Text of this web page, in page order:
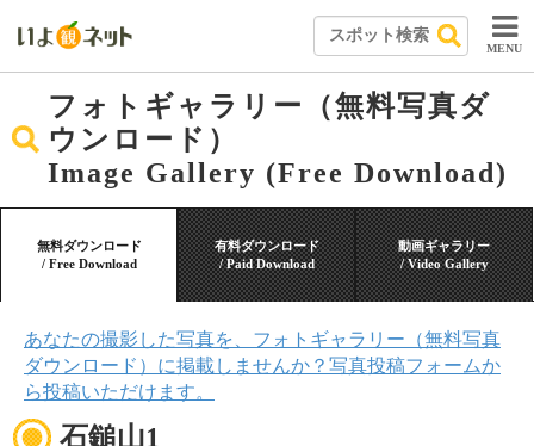
MENU
フォトギャラリー（無料写真ダ
ウンロード）
Image Gallery (Free Download)
無料ダウンロード
/ Free Download
有料ダウンロード
/ Paid Download
動画ギャラリー
/ Video Gallery
あなたの撮影した写真を、フォトギャラリー（無料写真
ダウンロード）に掲載しませんか？写真投稿フォームか
ら投稿いただけます。
石鎚山1